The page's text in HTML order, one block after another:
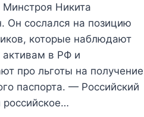
Минстроя Никита
Он сослался на позицию
которые наблюдают
активам в РФ и
про льготы на получение
паспорта. — Российский
российское…